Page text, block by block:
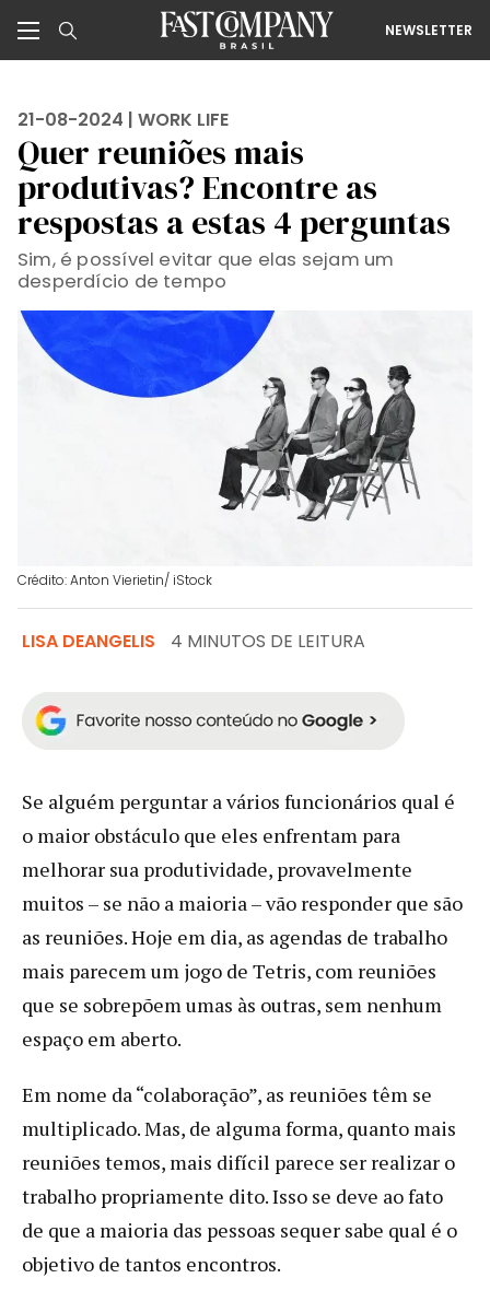
NEWSLETTER
21-08-2024 | WORK LIFE
Quer reuniões mais
produtivas? Encontre as
respostas a estas 4 perguntas
Sim, é possível evitar que elas sejam um
desperdício de tempo
Crédito: Anton Vierietin/ iStock
LISA DEANGELIS 4 MINUTOS DE LEITURA
Se alguém perguntar a vários funcionários qual é
o maior obstáculo que eles enfrentam para
melhorar sua produtividade, provavelmente
muitos – se não a maioria – vão responder que são
as reuniões. Hoje em dia, as agendas de trabalho
mais parecem um jogo de Tetris, com reuniões
que se sobrepõem umas às outras, sem nenhum
espaço em aberto.
Em nome da “colaboração”, as reuniões têm se
multiplicado. Mas, de alguma forma, quanto mais
reuniões temos, mais difícil parece ser realizar o
trabalho propriamente dito. Isso se deve ao fato
de que a maioria das pessoas sequer sabe qual é o
objetivo de tantos encontros.